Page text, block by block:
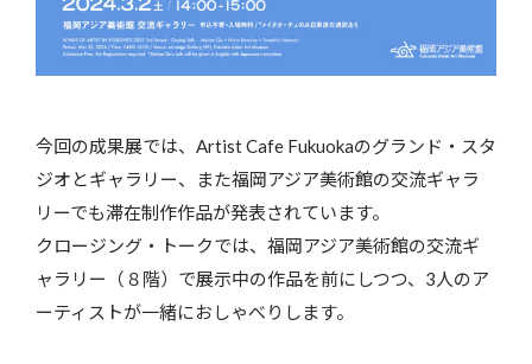
今回の成果展では、Artist Cafe Fukuokaのグランド・スタ
ジオとギャラリー、また福岡アジア美術館の交流ギャラ
リーでも滞在制作作品が発表されています。
クロージング・トークでは、福岡アジア美術館の交流ギ
ャラリー（８階）で展示中の作品を前にしつつ、3人のア
ーティストが一緒におしゃべりします。